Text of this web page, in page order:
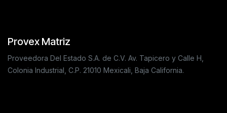
Provex Matriz
Proveedora Del Estado S.A. de C.V. Av. Tapicero y Calle H,
Colonia Industrial, C.P. 21010 Mexicali, Baja California.